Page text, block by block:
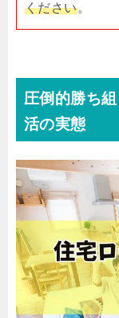
ください。
圧倒的勝ち
活の実態